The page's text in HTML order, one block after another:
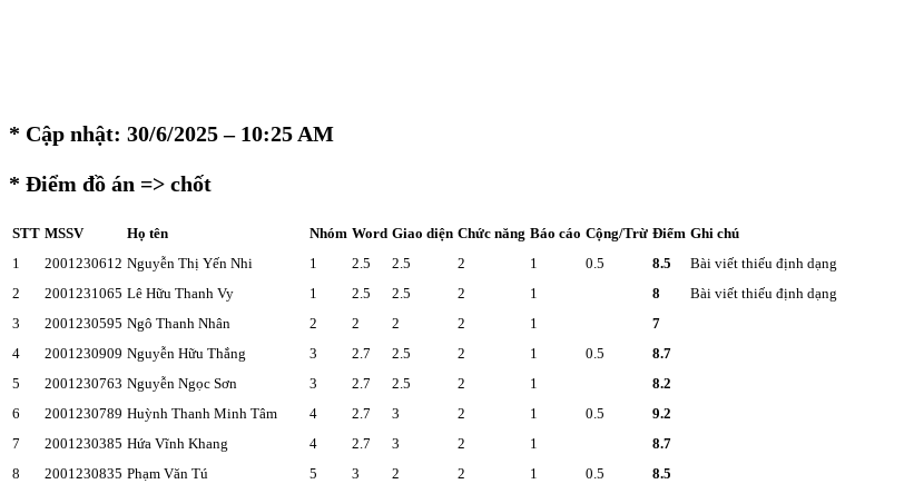
* Cập nhật: 30/6/2025 – 10:25 AM
* Điểm đồ án => chốt
STT MSSV Họ tên Nhóm Word Giao diện Chức năng Báo cáo Cộng/Trừ Điểm Ghi chú
1
2001230612 Nguyễn Thị Yến Nhi 1 2.5 2.5 2 1 0.5 8.5
Bài viết thiếu định dạng
2
2001231065 Lê Hữu Thanh Vy 1 2.5 2.5 2 1 8
Bài viết thiếu định dạng
3
2001230595 Ngô Thanh Nhân 2 2 2 2 1
7
4
2001230909 Nguyễn Hữu Thắng 3 2.7 2.5 2 1 0.5
8.7
5
2001230763 Nguyễn Ngọc Sơn 3 2.7 2.5 2 1
8.2
6
2001230789 Huỳnh Thanh Minh Tâm 4 2.7 3 2 1 0.5
9.2
7
2001230385 Hứa Vĩnh Khang 4 2.7 3 2 1
8.7
8
2001230835 Phạm Văn Tú 5 3 2 2 1 0.5
8.5